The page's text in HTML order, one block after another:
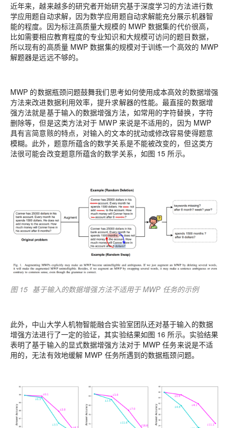
近年来，越来越多的研究者开始研究基于深度学习的方法进行数
学应用题自动求解，因为数学应用题自动求解能充分展示机器智
能的程度。因为标注高质量大规模的 MWP 数据集的代价很高，
比如需要相应教育程度的专业知识和大规模可访问的题目数据，
所以现有的高质量 MWP 数据集的规模对于训练一个高效的 MWP
解题器是远远不够的。
MWP 的数据瓶颈问题鼓舞我们思考如何使用成本高效的数据增强
方法来改进数据利用效率，提升求解器的性能。最直接的数据增
强方法就是基于输入的数据增强方法，如常用的字符替换，字符
删除等，但是这类方法对于 MWP 来说是不适用的，因为 MWP
具有言简意赅的特点，对输入的文本的扰动或修改容易使得题意
模糊。此外，题意所蕴含的数学关系是不能被改变的，但这类方
法很可能会改变题意所蕴含的数学关系，如图 15 所示。
图 15 基于输入的数据增强方法不适用于 MWP 任务的示例
此外，中山大学人机物智能融合实验室团队还对基于输入的数据
增强方法进行了一定的验证，其实验结果如图 16 所示。实验结果
表明了基于输入的显式数据增强方法对于 MWP 任务来说是不适
用的，无法有效地缓解 MWP 任务所遇到的数据瓶颈问题。